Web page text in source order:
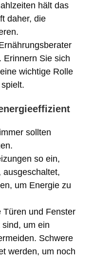
hält das
daher, die
Erinnern Sie sich
wichtige Rolle
sollten
so ein,
ausgeschaltet,
um Energie zu
Türen und Fenster
um ein
Schwere
werden, um noch